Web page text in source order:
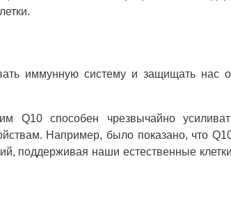
иммунную систему и защищать нас
Q10 способен чрезвычайно
Например, было показано, что
поддерживая наши естественные